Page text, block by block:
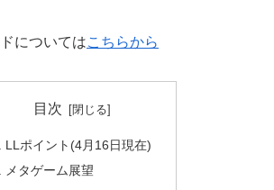
についてはこちらから
目次
LLポイント(4月16日現在)
メタゲーム展望